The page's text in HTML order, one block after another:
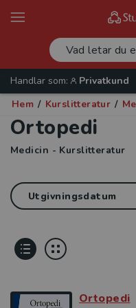
Handlar som:
Privatkund
Hem / Kurslitteratur /
Ortopedi
Medicin - Kurslitteratur
Ortopedi